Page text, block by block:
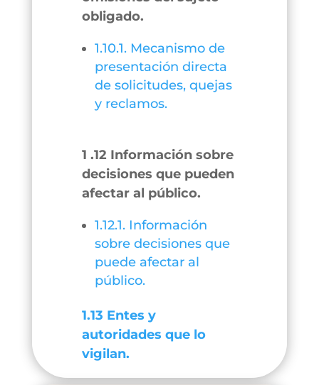
obligado.
1.10.1. Mecanismo de
presentación directa
de solicitudes, quejas
y reclamos.
1 .12 Información sobre
decisiones que pueden
afectar al público.
1.12.1. Información
sobre decisiones que
puede afectar al
público.
1.13 Entes y
autoridades que lo
vigilan.